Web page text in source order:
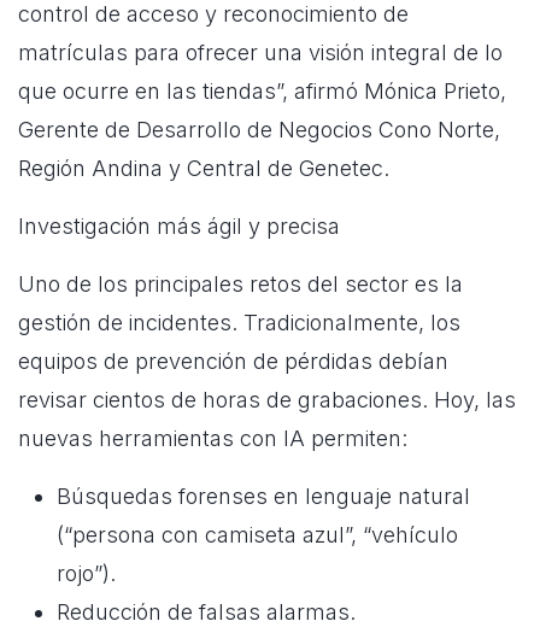
control de acceso y reconocimiento de
matrículas para ofrecer una visión integral de lo
que ocurre en las tiendas”, afirmó Mónica Prieto,
Gerente de Desarrollo de Negocios Cono Norte,
Región Andina y Central de Genetec.
Investigación más ágil y precisa
Uno de los principales retos del sector es la
gestión de incidentes. Tradicionalmente, los
equipos de prevención de pérdidas debían
revisar cientos de horas de grabaciones. Hoy, las
nuevas herramientas con IA permiten:
Búsquedas forenses en lenguaje natural
(“persona con camiseta azul”, “vehículo
rojo”).
Reducción de falsas alarmas.